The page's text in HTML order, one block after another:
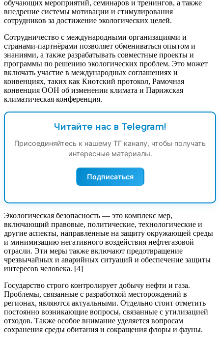
обучающих мероприятий, семинаров и тренингов, а также
внедрение системы мотивации и стимулирования
сотрудников за достижение экологических целей.
Сотрудничество с международными организациями и
странами-партнёрами позволяет обмениваться опытом и
знаниями, а также разрабатывать совместные проекты и
программы по решению экологических проблем. Это может
включать участие в международных соглашениях и
конвенциях, таких как Киотский протокол, Рамочная
конвенция ООН об изменении климата и Парижская
климатическая конференция.
Читайте нас в Telegram!
Присоединяйтесь к нашему ТГ каналу, чтобы получать
интересные материалы.
Подписаться
Экологическая безопасность — это комплекс мер,
включающий правовые, политические, технологические и
другие аспекты, направленные на защиту окружающей среды
и минимизацию негативного воздействия нефтегазовой
отрасли. Эти меры также включают предотвращение
чрезвычайных и аварийных ситуаций и обеспечение защиты
интересов человека. [4]
Государство строго контролирует добычу нефти и газа.
Проблемы, связанные с разработкой месторождений в
регионах, являются актуальными. Отдельно стоит отметить
постоянно возникающие вопросы, связанные с утилизацией
отходов. Также особое внимание уделяется вопросам
сохранения среды обитания и сокращения флоры и фауны.